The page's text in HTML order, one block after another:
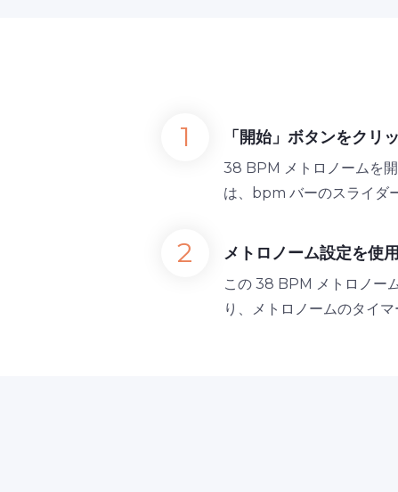
「開始」ボタンをクリ
38 BPM メトロノームを
は、bpm バーのスライダ
メトロノーム設定を使
この 38 BPM メトロノー
り、メトロノームのタイマ